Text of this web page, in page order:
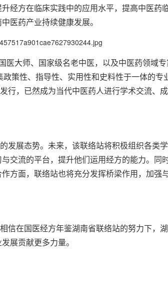
经方在临床实践中的应用水平，提高中医药
医药产业持续健康发展。
大师、国家级名老中医，以及中医药领域
策性、指导性、实用性和史料性于一体的
行，已然成为当代中医药人进行学术交流、
发展态势。未来，该联络站将积极组织各类
交流的平台，提升他们运用经方的能力。同
方面，联络站也将充分发挥桥梁作用，加强
信在国医经方年鉴湖南省联络站的努力下，
展贡献更多力量。